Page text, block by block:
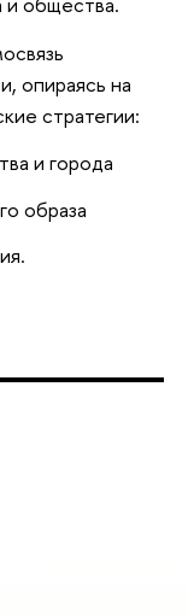
опираясь на
стратегии:
и города
образа